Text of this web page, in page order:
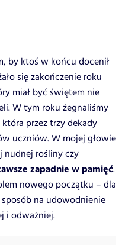
by ktoś w końcu docenił
się zakończenie roku
miał być świętem nie
W tym roku żegnaliśmy
przez trzy dekady
uczniów. W mojej głowie
nudnej rośliny czy
zapadnie w pamięć.
nowego początku – dla
na udowodnienie
i odważniej.